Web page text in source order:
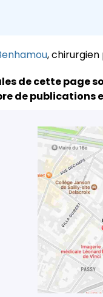
, chirurgien
de cette page
de publications